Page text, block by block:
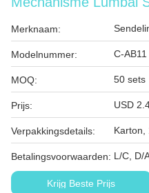
Merknaam:
Modelnummer: C-AB11
MOQ: 50 sets
Prijs: USD
Verpakkingsdetails: Karton,
Betalingsvoorwaarden: L/C, D/
Krijg Beste Prijs